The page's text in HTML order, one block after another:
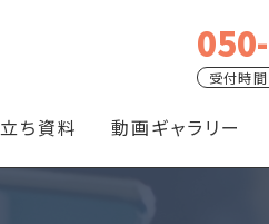
受付時間
ち資料 動画ギャラリー